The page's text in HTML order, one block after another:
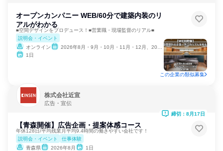
オープンカンパニー WEB/60分で建築内装のリ
アルがわかる
■空間デザインをプロデュース！■営業職・現場監督のリアル■
説明会・イベント
オンライン
2026年8月・9月・10月・11月・12月、2027年1月
1日
この企業の類似募集
株式会社近宣
広告・宣伝
【青森開催】広告企画・提案体感コース
年休128日/平均残業月平均9.4時間の働きやすい会社です！
説明会・イベント
仕事体験
青森県
2026年8月 1日
締切：8月17日